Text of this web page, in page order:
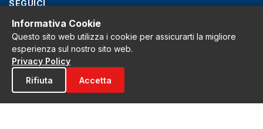
SEGUICI
f X IG YT
Privacy Policy
Cookie Policy
Note legali
La Redazione
Informativa Cookie
Questo sito web utilizza i cookie per assicurarti la migliore
esperienza sul nostro sito web.
Privacy Policy
Rifiuta
Accetta